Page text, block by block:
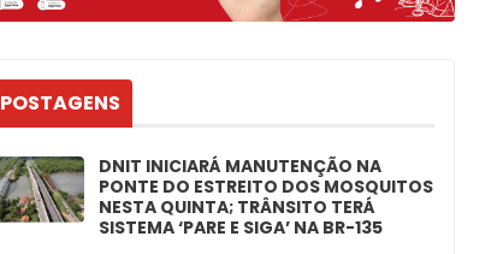
POSTAGENS
DNIT INICIARÁ MANUTENÇÃO NA
PONTE DO ESTREITO DOS MOSQUITOS
NESTA QUINTA; TRÂNSITO TERÁ
SISTEMA ‘PARE E SIGA’ NA BR-135